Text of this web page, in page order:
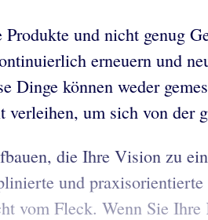
und nicht genug
erneuern und
können weder
um sich von der
die Ihre Vision zu
und
vom Fleck. Wenn Sie